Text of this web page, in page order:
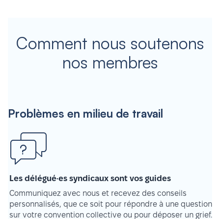
Comment nous soutenons
nos membres
Problèmes en milieu de travail
Les délégué·es syndicaux sont vos guides
Communiquez avec nous et recevez des conseils
personnalisés, que ce soit pour répondre à une question
sur votre convention collective ou pour déposer un grief.